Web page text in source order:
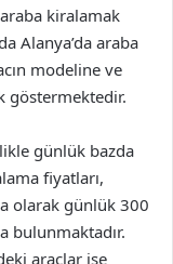
kiralamak
Alanya’da araba
modeline ve
göstermektedir.
günlük bazda
fiyatları,
olarak günlük 300
bulunmaktadır.
araçlar ise